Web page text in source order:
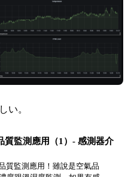
い。
質監測應用（1）- 感測器介
質監測應用！雖說是空氣品